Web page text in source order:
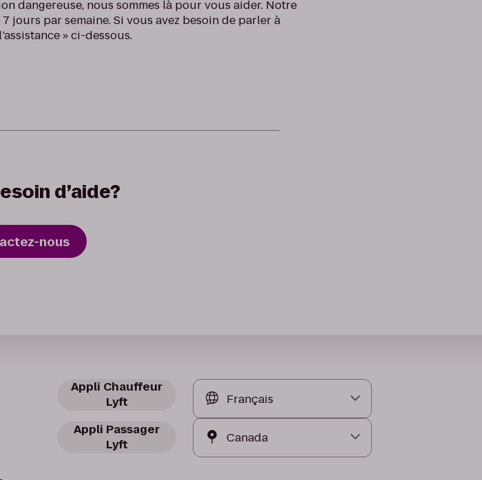
dangereuse, nous sommes là pour vous aider. Notre
jours par semaine. Si vous avez besoin de parler à
» ci-dessous.
d’aide?
nous
Appli Chauffeur
Lyft
Appli Passager
Lyft